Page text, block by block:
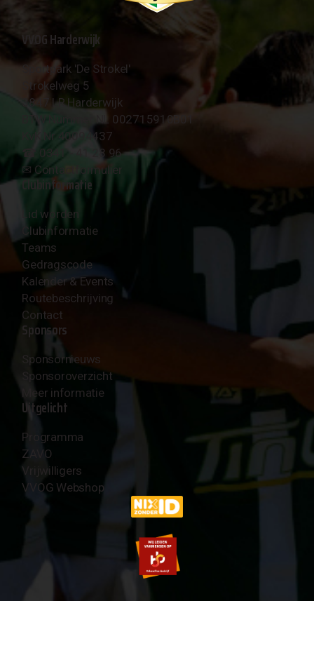
VVOG Harderwijk
Sportpark 'De Strokel'
Strokelweg 5
3847 LR Harderwijk
BTW Nummer NL 002715910B01
KvK Nr 40094437
☎︎ 0341 - 41 28 96
✉︎ Contactformulier
Clubinformatie
Lid worden
Clubinformatie
Teams
Gedragscode
Kalender & Events
Routebeschrijving
Contact
Sponsors
Sponsornieuws
Sponsoroverzicht
Meer informatie
Uitgelicht
Programma
ZAVO
Vrijwilligers
VVOG Webshop